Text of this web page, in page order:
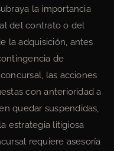
la importancia
del contrato o del
la adquisición, antes
de
las acciones
con anterioridad a
quedar suspendidas,
estrategia litigiosa
requiere asesoría